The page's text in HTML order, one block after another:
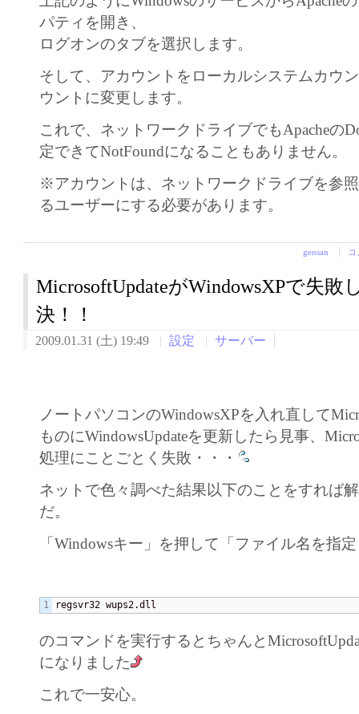
パティを開き、
ログオンのタブを選択します。
そして、アカウントをローカルシステムカウ
ウントに変更します。
これで、ネットワークドライブでもApacheの
定できてNotFoundになることもありません。
※アカウントは、ネットワークドライブを参
るユーザーにする必要があります。
gensan
MicrosoftUpdateがWindowsXPで失敗
決！！
2009.01.31 (土) 19:49 設定 サーバー
ノートパソコンのWindowsXPを入れ直して
ものにWindowsUpdateを更新したら見事、
処理にことごとく失敗・・・
ネットで色々調べた結果以下のことをすれば
だ。
「Windowsキー」を押して「ファイル名を指
regsvr32 wups2.dll
のコマンドを実行するとちゃんと
になりました
これで一安心。